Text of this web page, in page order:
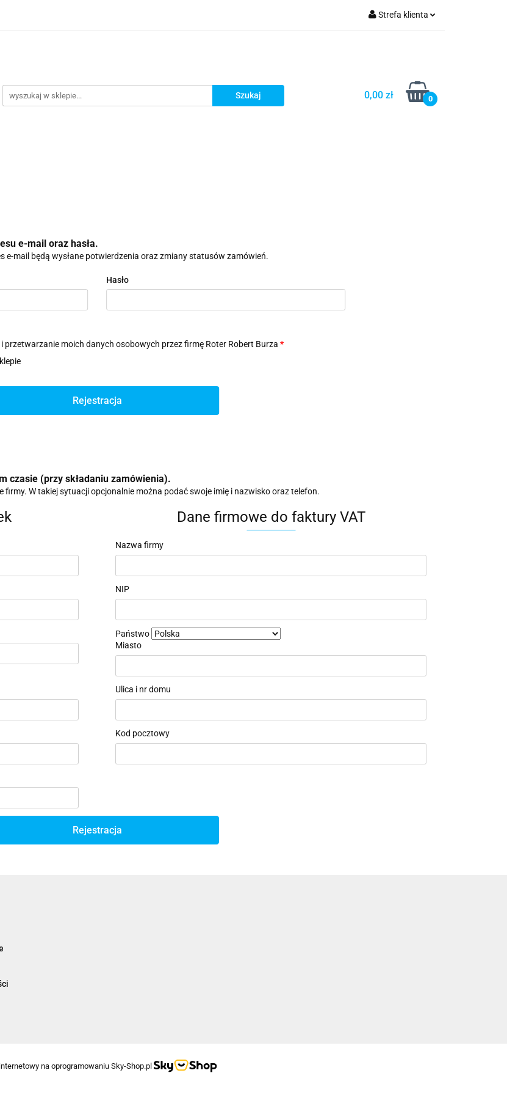
Strefa klienta
Dodaj zgłoszenie
0,00 zł 0
e-mail oraz hasła.
mail będą wysłane potwierdzenia oraz zmiany statusów zamówień.
Hasło
przetwarzanie moich danych osobowych przez firmę Roter Robert Burza*
Rejestracja
czasie (przy składaniu zamówienia).
W takiej sytuacji opcjonalnie można podać swoje imię i nazwisko oraz telefon.
Dane firmowe do faktury VAT
Nazwa firmy
NIP
Państwo
Miasto
Ulica i nr domu
Kod pocztowy
Rejestracja
na oprogramowaniu Sky-Shop.pl